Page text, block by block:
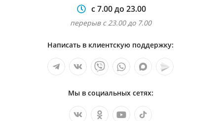
с 7.00 до 23.00
перерыв с 23.00 до 7.00
Написать в клиентскую поддержку:
Мы в социальных сетях: